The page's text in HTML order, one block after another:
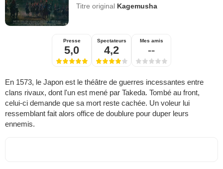
Titre original Kagemusha
Presse
5,0
Spectateurs
4,2
Mes amis
--
En 1573, le Japon est le théâtre de guerres incessantes entre
clans rivaux, dont l'un est mené par Takeda. Tombé au front,
celui-ci demande que sa mort reste cachée. Un voleur lui
ressemblant fait alors office de doublure pour duper leurs
ennemis.